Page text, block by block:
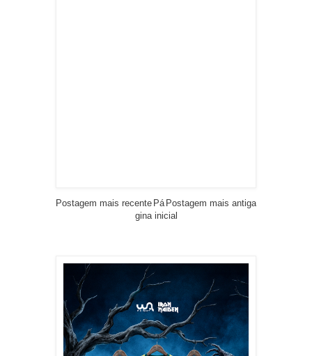
Postagem mais recente Postagem mais antiga
Pá
gina inicial